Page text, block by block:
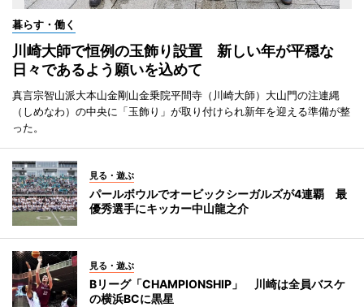
暮らす・働く
川崎大師で恒例の玉飾り設置 新しい年が平穏な
日々であるよう願いを込めて
真言宗智山派大本山金剛山金乗院平間寺（川崎大師）大山門の注連縄
（しめなわ）の中央に「玉飾り」が取り付けられ新年を迎える準備が整
った。
見る・遊ぶ
パールボウルでオービックシーガルズが4連覇 最
優秀選手にキッカー中山龍之介
見る・遊ぶ
Bリーグ「CHAMPIONSHIP」 川崎は全員バスケ
の横浜BCに黒星